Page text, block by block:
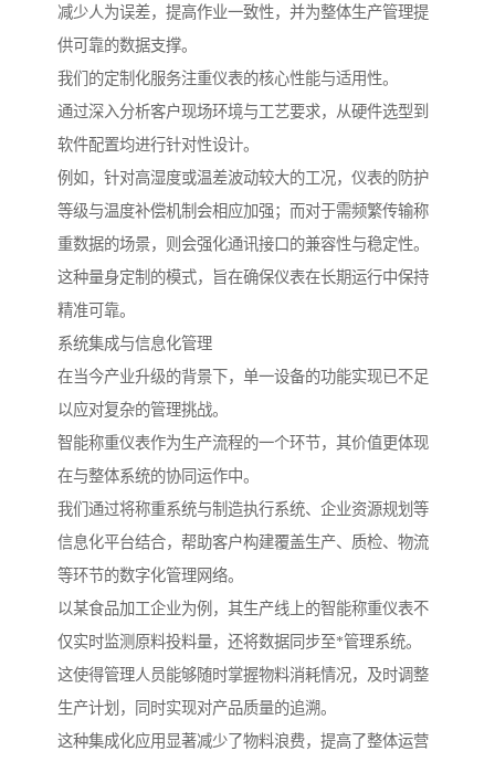
减少人为误差，提高作业一致性，并为整体生产管理提
供可靠的数据支撑。
我们的定制化服务注重仪表的核心性能与适用性。
通过深入分析客户现场环境与工艺要求，从硬件选型到
软件配置均进行针对性设计。
例如，针对高湿度或温差波动较大的工况，仪表的防护
等级与温度补偿机制会相应加强；而对于需频繁传输称
重数据的场景，则会强化通讯接口的兼容性与稳定性。
这种量身定制的模式，旨在确保仪表在长期运行中保持
精准可靠。
系统集成与信息化管理
在当今产业升级的背景下，单一设备的功能实现已不足
以应对复杂的管理挑战。
智能称重仪表作为生产流程的一个环节，其价值更体现
在与整体系统的协同运作中。
我们通过将称重系统与制造执行系统、企业资源规划等
信息化平台结合，帮助客户构建覆盖生产、质检、物流
等环节的数字化管理网络。
以某食品加工企业为例，其生产线上的智能称重仪表不
仅实时监测原料投料量，还将数据同步至*管理系统。
这使得管理人员能够随时掌握物料消耗情况，及时调整
生产计划，同时实现对产品质量的追溯。
这种集成化应用显著减少了物料浪费，提高了整体运营